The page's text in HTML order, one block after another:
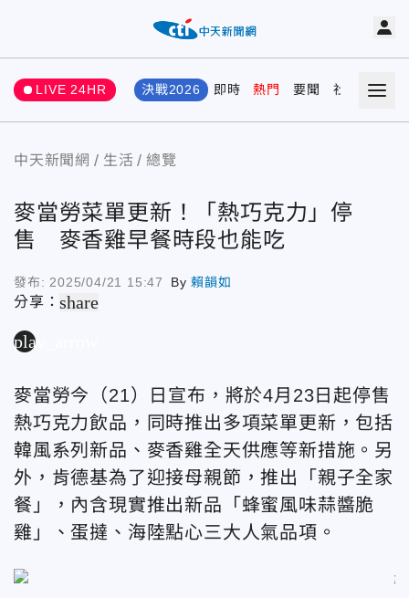
LIVE 24HR 決戰2026 即時 熱門 要聞 社會 娛樂
中天新聞網 生活 總覽
麥當勞菜單更新！「熱巧克力」停
售 麥香雞早餐時段也能吃
發布: 2025/04/21 15:47 By賴韻如
分享：share
play_arrow
麥當勞今（21）日宣布，將於4月23日起停售
熱巧克力飲品，同時推出多項菜單更新，包括
韓風系列新品、麥香雞全天供應等新措施。另
外，肯德基為了迎接母親節，推出「親子全家
餐」，內含現實推出新品「蜂蜜風味蒜醬脆
雞」、蛋撻、海陸點心三大人氣品項。